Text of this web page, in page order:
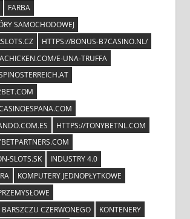
FARBA
SAMOCHODOWEJ
HTTPS://BONUS-B7CASINO.NL/
E-UNA-TRUFFA
HTTPS://TONYBETNL.COM
SLOTS.SK
INDUSTRY 4.0
KOMPUTERY JEDNOPŁYTKOWE
CZERWONEGO
KONTENERY